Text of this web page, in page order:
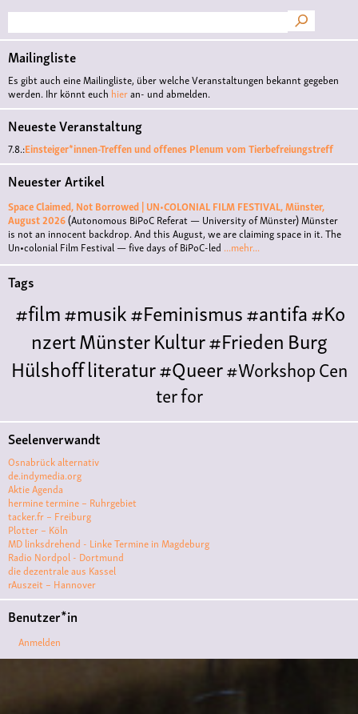
Suche
Mailingliste
Es gibt auch eine Mailingliste, über welche Veranstaltungen bekannt gegeben
werden. Ihr könnt euch hieran- und abmelden.
Neueste Veranstaltung
7.8.:Einsteiger*innen-Treffen und offenes Plenum vom Tierbefreiungstreff
Neuester Artikel
Space Claimed, Not Borrowed | UN•COLONIAL FILM FESTIVAL, Münster,
August 2026(Autonomous BiPoC Referat — University of Münster)Münster
is not an innocent backdrop. And this August, we are claiming space in it. The
Un•colonial Film Festival — five days of BiPoC-led ...mehr...
Tags
#film#musik#Feminismus#antifa#Ko
nzertMünsterKultur#FriedenBurg
Hülshoffliteratur#Queer#WorkshopCen
ter for
LiteraturePolyamoriePolytreff#liveKonzert
Polyamorietreff
Monogamie
ismuskunstantisemitismus
VKqueer#Demo#Theater
ve#film #kino #filmwerkstatt
#filmclub#Münster#BLACKBOXpunk#kino
#menschenrechte
#filmwerkstatttmünster
#solidarität #klima#diskussion
Seelenverwandt
Osnabrück alternativ
de.indymedia.org
Aktie Agenda
hermine termine – Ruhrgebiet
tacker.fr – Freiburg
Plotter – Köln
MD linksdrehend - Linke Termine in Magdeburg
Radio Nordpol - Dortmund
die dezentrale aus Kassel
rAuszeit – Hannover
Benutzer*in
Anmelden